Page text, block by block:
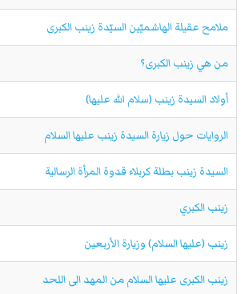
ملامح عقيلة الهاشميّين السيّدة زينب الكبرى
من هي زينب الكبرى؟
أولاد السيدة زينب (سلام الله علیها)
الروايات حول زيارة السيدة زينب عليها السلام
السيدة زينب بطلة كربلاء قدوة المرأة الرسالية
زينب الكبري
زينب (عليها السلام) وزيارة الأربعين
زينب الكبرى عليها السلام من المهد الى اللحد